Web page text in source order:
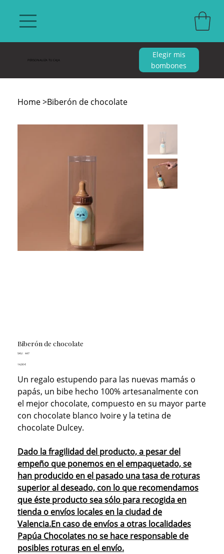
PERSONALIZA TU CAJA
Elegir mis
bombones
Home>Biberón de chocolate
Biberón de chocolate
SKU:
SKU
447
Precio
14,00 €
Un regalo estupendo para las nuevas mamás o
papás, un bibe hecho 100% artesanalmente con
el mejor chocolate, compuesto en su mayor parte
con chocolate blanco Ivoire y la tetina de
chocolate Dulcey.
Dado la fragilidad del producto, a pesar del
empeño que ponemos en el empaquetado, se
han producido en el pasado una tasa de roturas
superior al deseado, con lo que recomendamos
que éste producto sea sólo para recogida en
tienda o envíos locales en la ciudad de
Valencia.En caso de envíos a otras localidades
Papúa Chocolates no se hace responsable de
posibles roturas en el envío.